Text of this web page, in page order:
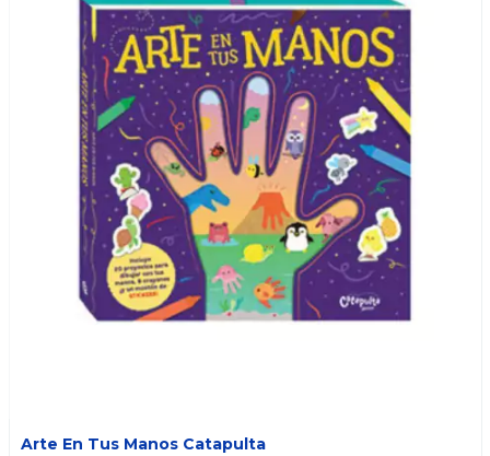
Arte En Tus Manos Catapulta